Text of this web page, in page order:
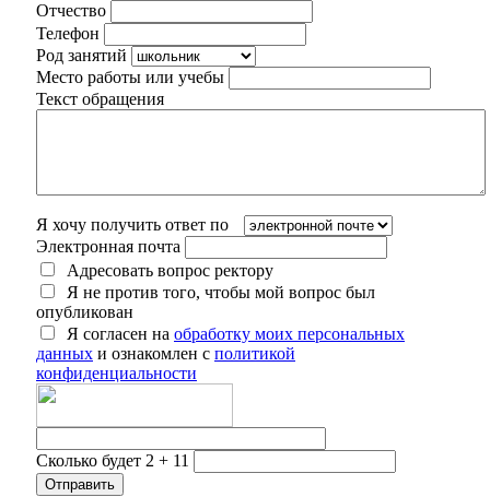
Отчество
Телефон
Род занятий
Место работы или учебы
Текст обращения
Я хочу получить ответ по
Электронная почта
Адресовать вопрос ректору
Я не против того, чтобы мой вопрос был
опубликован
Я согласен на обработку моих персональных
данных и ознакомлен с политикой
конфиденциальности
Сколько будет 2 + 11